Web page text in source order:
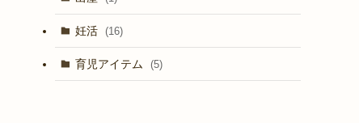
妊活 (16)
育児アイテム (5)